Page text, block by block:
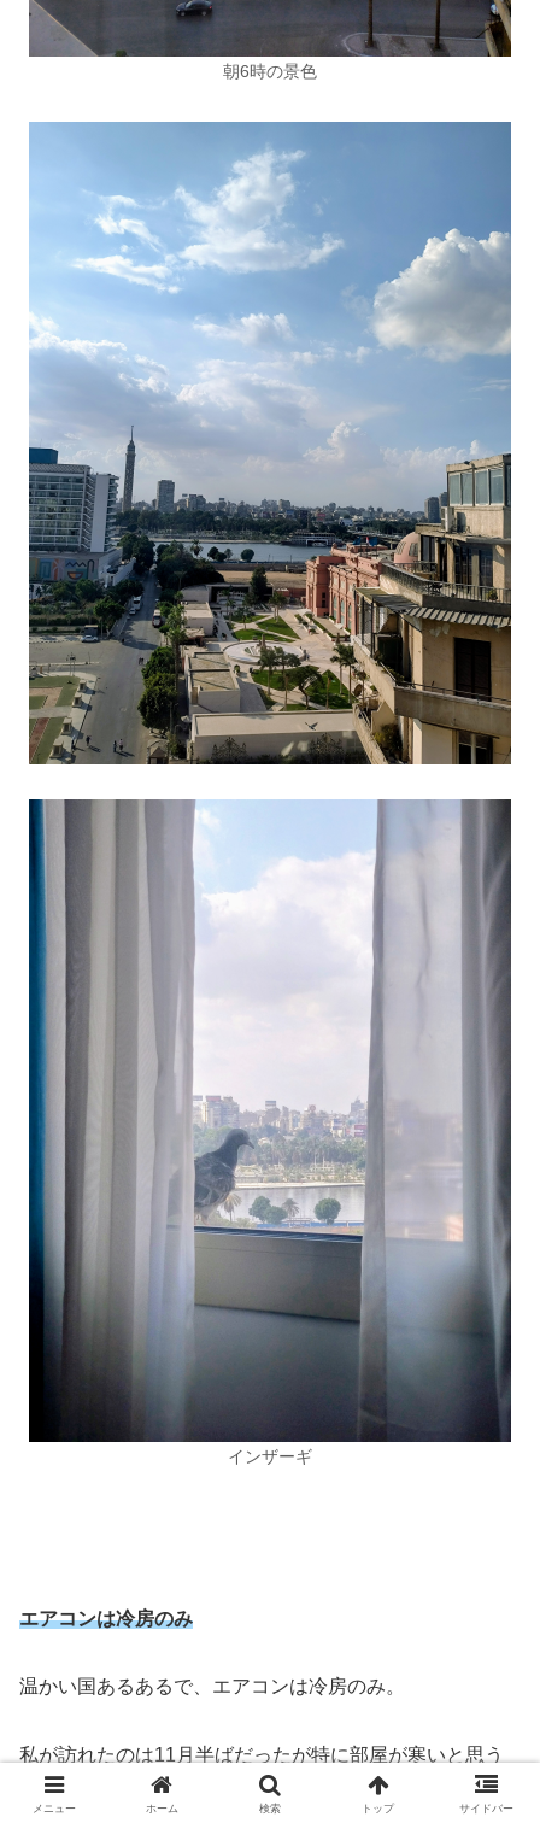
朝6時の景色
インザーギ
エアコンは冷房のみ
温かい国あるあるで、エアコンは冷房のみ。
私が訪れたのは11月半ばだったが特に部屋が寒いと思う
ことはなく、逆に西日が当たりだす午後は暑くてエアコン
メニュー ホーム 検索 トップ サイドバー